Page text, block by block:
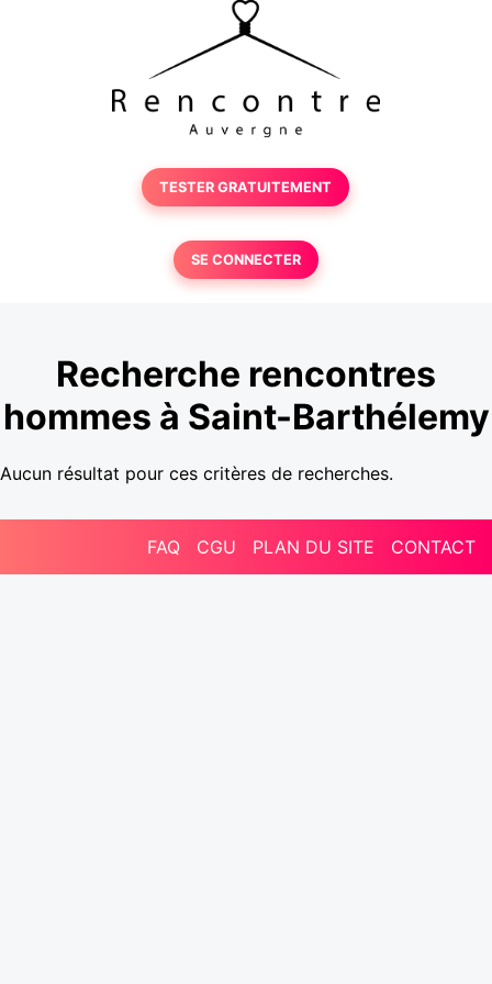
TESTER GRATUITEMENT
SE CONNECTER
Recherche rencontres
hommes à Saint-Barthélemy
Aucun résultat pour ces critères de recherches.
FAQ CGU PLAN DU SITE CONTACT